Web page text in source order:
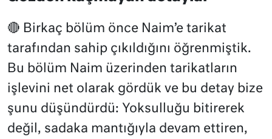
🔴 Birkaç bölüm önce Naim’e tarikat
tarafından sahip çıkıldığını öğrenmiştik.
Bu bölüm Naim üzerinden tarikatların
işlevini net olarak gördük ve bu detay bize
şunu düşündürdü: Yoksulluğu bitirerek
değil, sadaka mantığıyla devam ettiren,